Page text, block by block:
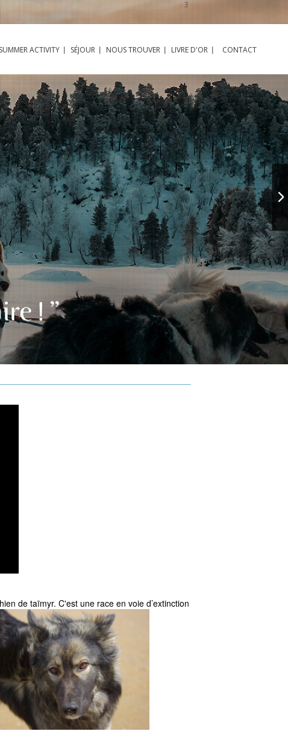
SUMMER ACTIVITY SÉJOUR NOUS TROUVER LIVRE D'OR CONTACT
de taïmyr. C'est une race en voie d’extinction
3